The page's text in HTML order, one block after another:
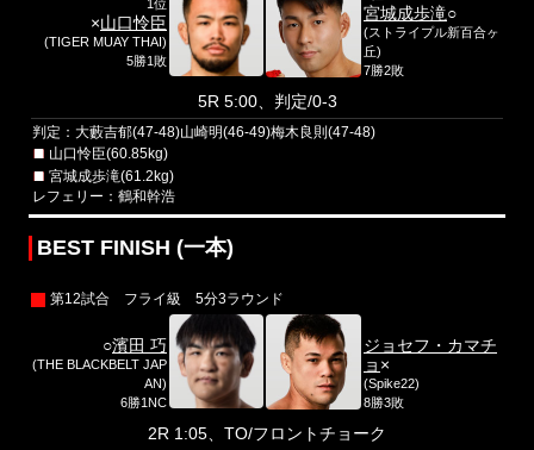
1位
×山口怜臣
(TIGER MUAY THAI)
5勝1敗
宮城成歩滝○
(ストライプル新百合ヶ
丘)
7勝2敗
5R 5:00、判定/0-3
判定：大藪吉郁(47-48)山崎明(46-49)梅木良則(47-48)
山口怜臣(60.85kg)
宮城成歩滝(61.2kg)
レフェリー：鶴和幹浩
BEST FINISH (一本)
第12試合 フライ級 5分3ラウンド
○濱田 巧
(THE BLACKBELT JAP
AN)
6勝1NC
ジョセフ・カマチ
ョ ×
(Spike22)
8勝3敗
2R 1:05、TO/フロントチョーク